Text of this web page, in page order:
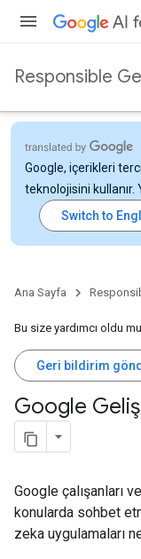
Responsible
Google, içerikleri
teknolojisini
Ana Sayfa
Bu size yardımcı oldu
Geri bildirim
Google
Google çalışanları
konularda sohbet
zeka uygulamaları